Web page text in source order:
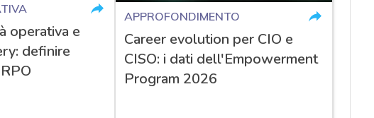
operativa e
definire
APPROFONDIMENTO
Career evolution per CIO e
CISO: i dati dell'Empowerment
Program 2026